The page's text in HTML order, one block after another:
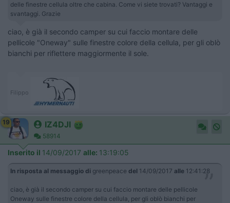
delle finestre cellula oltre che cabina. Come vi siete trovati? Vantaggi e
svantaggi. Grazie
ciao, è già il secondo camper su cui faccio montare delle
pellicole "Oneway" sulle finestre colore della cellula, per gli oblò
bianchi per riflettere maggiormente il sole.
Filippo
19 IZ4DJI
58914
Inserito il 14/09/2017 alle: 13:19:05
In risposta al messaggio di greenpeace del 14/09/2017 alle 12:41:28
ciao, è già il secondo camper su cui faccio montare delle pellicole
Oneway sulle finestre colore della cellula, per gli oblò bianchi per